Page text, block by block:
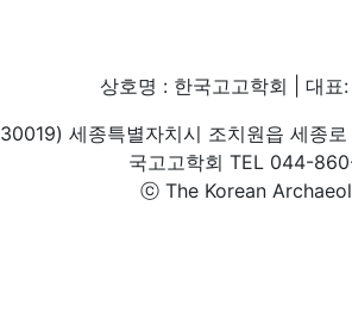
상호명 : 한국고고학회 | 대
30019) 세종특별자치시 조치원읍 세종
국고고학회 TEL 044-
ⓒ The Korean